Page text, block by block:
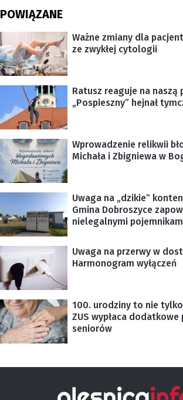
POWIĄZANE
Ważne zmiany dla
ze zwykłej cytologii
Ratusz reaguje na naszą
„Pospieszny” hejnał
Wprowadzenie relikwii
Michała i Zbigniewa w
Uwaga na „dzikie”
Gmina Dobroszyce
nielegalnymi
Uwaga na przerwy w
Harmonogram wyłączeń
100. urodziny to nie
ZUS wypłaca
seniorów